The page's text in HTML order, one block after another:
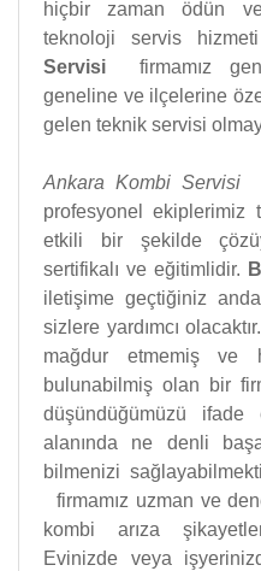
hiçbir zaman ödün
teknoloji servis
Servisifirmamız
geneline ve ilçelerine
gelen teknik servisi
Ankara Kombi Servisi
profesyonel ekiplerimiz
etkili bir şekilde
sertifikalı ve eğitimlidir.
iletişime geçtiğiniz
sizlere yardımcı
mağdur etmemiş ve
bulunabilmiş olan bir
düşündüğümüzü ifade
alanında ne denli
bilmenizi
firmamız uzman ve
kombi arıza
Evinizde veya